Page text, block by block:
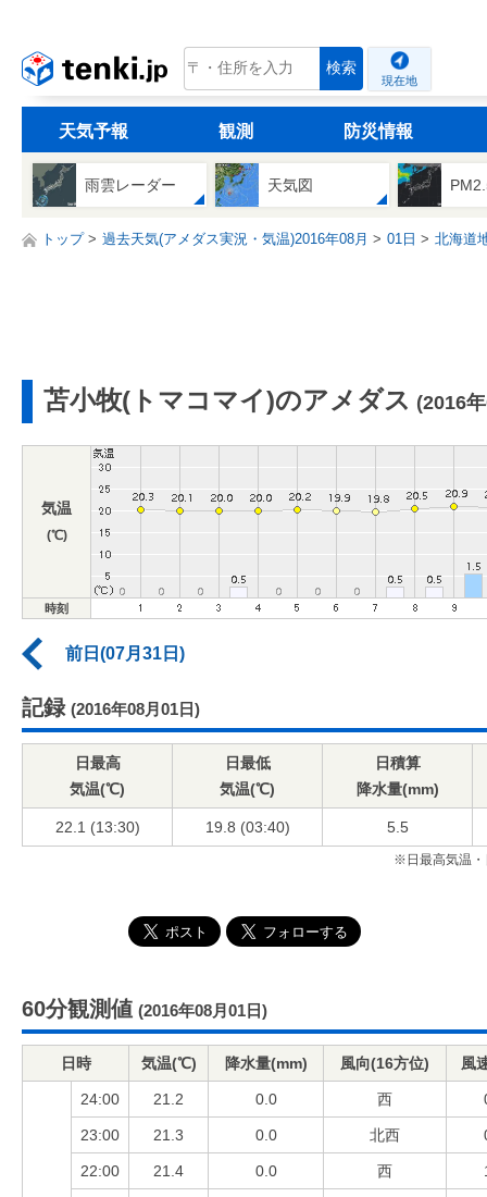
tenki.jp 検索
現在地
天気予報 観測 防災情報
雨雲レーダー 天気図
トップ 過去天気(アメダス実況・気温)2016年08月 01日 北海道
苫小牧(トマコマイ)のアメダス (2016
気温
(℃)
時刻
前日(07月31日)
記録 (2016年08月01日)
日最高
気温(℃)
日最低
気温(℃)
日積算
降水量(mm)
22.1 (13:30) 19.8 (03:40) 5.5
※日最高気温・
60分観測値 (2016年08月01日)
日時 気温(℃) 降水量(mm) 風向(16方位) 風
24:00 21.2 0.0 西
23:00 21.3 0.0 北西
22:00 21.4 0.0 西